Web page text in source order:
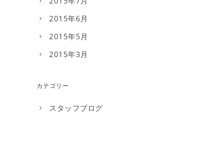
2015年6月
2015年5月
2015年3月
カテゴリー
スタッフブログ